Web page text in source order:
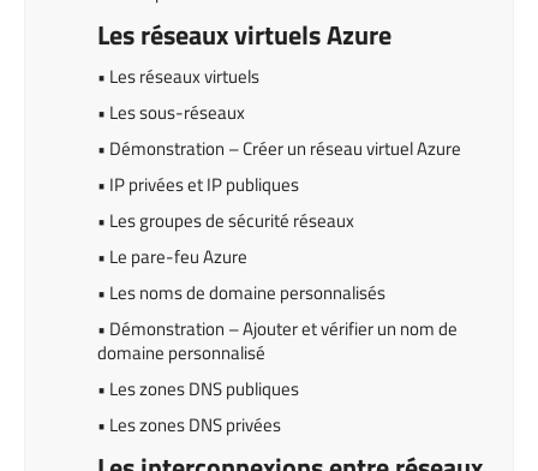
Les réseaux virtuels Azure
• Les réseaux virtuels
• Les sous-réseaux
• Démonstration – Créer un réseau virtuel Azure
• IP privées et IP publiques
• Les groupes de sécurité réseaux
• Le pare-feu Azure
• Les noms de domaine personnalisés
• Démonstration – Ajouter et vérifier un nom de
domaine personnalisé
• Les zones DNS publiques
• Les zones DNS privées